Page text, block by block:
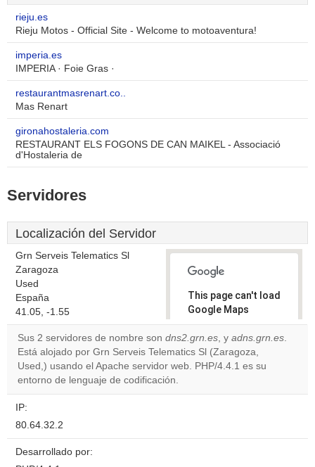
rieju.es
Rieju Motos - Official Site - Welcome to motoaventura!
imperia.es
IMPERIA · Foie Gras ·
restaurantmasrenart.co..
Mas Renart
gironahostaleria.com
RESTAURANT ELS FOGONS DE CAN MAIKEL - Associació
d'Hostaleria de
Servidores
Localización del Servidor
Grn Serveis Telematics Sl
Zaragoza
Used
España
41.05, -1.55
This page can't load
Google Maps
correctly.
Do you
own this
Sus 2 servidores de nombre son dns2.grn.es, y adns.grn.es.
Está alojado por Grn Serveis Telematics Sl (Zaragoza,
Used,) usando el Apache servidor web. PHP/4.4.1 es su
entorno de lenguaje de codificación.
IP:
80.64.32.2
Desarrollado por: